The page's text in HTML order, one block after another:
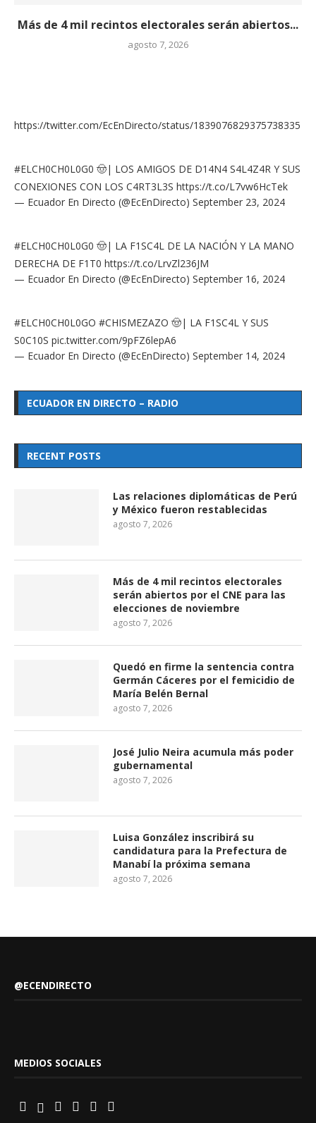
Más de 4 mil recintos electorales serán abiertos...
agosto 7, 2026
https://twitter.com/EcEnDirecto/status/1839076829375738335
#ELCH0CH0L0G0 🤠| LOS AMIGOS DE D14N4 S4L4Z4R Y SUS
CONEXIONES CON LOS C4RT3L3S https://t.co/L7vw6HcTek
— Ecuador En Directo (@EcEnDirecto) September 23, 2024
#ELCH0CH0L0G0 🤠| LA F1SC4L DE LA NACIÓN Y LA MANO
DERECHA DE F1T0 https://t.co/LrvZl236JM
— Ecuador En Directo (@EcEnDirecto) September 16, 2024
#ELCH0CH0L0GO #CHISMEZAZO 🤠| LA F1SC4L Y SUS
S0C10S pic.twitter.com/9pFZ6lepA6
— Ecuador En Directo (@EcEnDirecto) September 14, 2024
ECUADOR EN DIRECTO – RADIO
RECENT POSTS
Las relaciones diplomáticas de Perú
y México fueron restablecidas
agosto 7, 2026
Más de 4 mil recintos electorales
serán abiertos por el CNE para las
elecciones de noviembre
agosto 7, 2026
Quedó en firme la sentencia contra
Germán Cáceres por el femicidio de
María Belén Bernal
agosto 7, 2026
José Julio Neira acumula más poder
gubernamental
agosto 7, 2026
Luisa González inscribirá su
candidatura para la Prefectura de
Manabí la próxima semana
agosto 7, 2026
@ECENDIRECTO
MEDIOS SOCIALES